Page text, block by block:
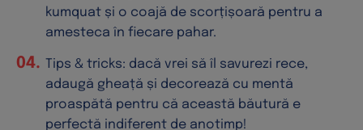
kumquat și o coajă de scorțișoară pentru a
amesteca în fiecare pahar.
Tips & tricks: dacă vrei să îl savurezi rece,
adaugă gheață și decorează cu mentă
proaspătă pentru că această băutură e
perfectă indiferent de anotimp!